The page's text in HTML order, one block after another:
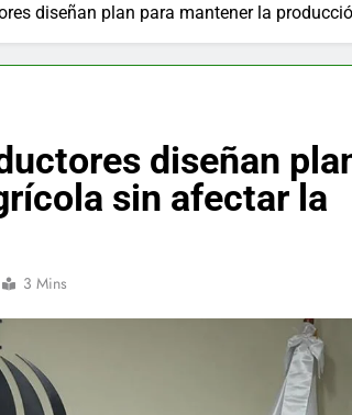
diseñan plan para mantener la
diseñan
sin afectar la
3 Mins